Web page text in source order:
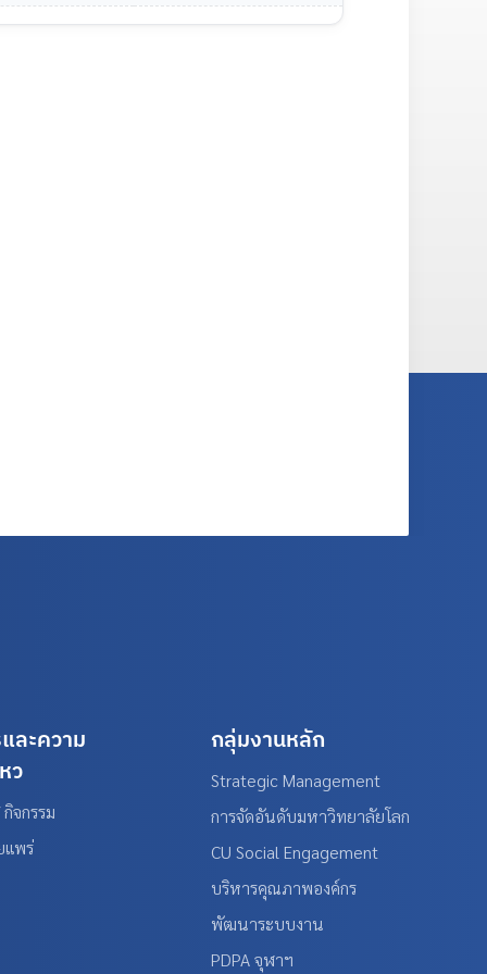
ละความ
ว
จกรรม
แพร่
กลุ่มงานหลัก
Strategic Management
การจัดอันดับมหาวิทยาลัยโลก
CU Social Engagement
บริหารคุณภาพองค์กร
พัฒนาระบบงาน
PDPA จุฬาฯ